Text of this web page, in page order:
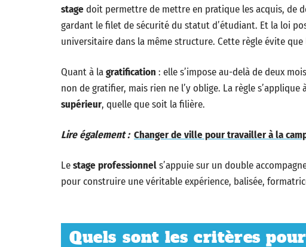
stagedoit permettre de mettre en pratique les acquis, de
gardant le filet de sécurité du statut d’étudiant. Et la loi
universitaire dans la même structure. Cette règle évite
Quant à lagratification : elle s’impose au-delà de deux
non de gratifier, mais rien ne l’y oblige. La règle s’applique
supérieur, quelle que soit la filière.
Lire également : Changer de ville pour travailler à la
Lestage professionnels’appuie sur un double
pour construire une véritable expérience, balisée,
Quels sont les critères